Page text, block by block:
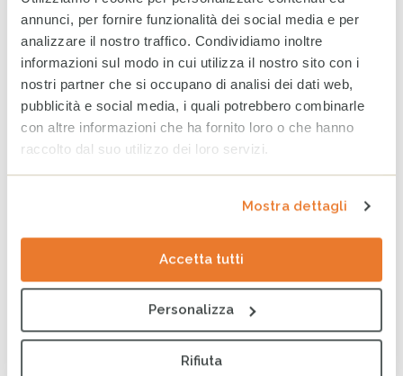
annunci, per fornire funzionalità dei social media e per
analizzare il nostro traffico. Condividiamo inoltre
informazioni sul modo in cui utilizza il nostro sito con i
nostri partner che si occupano di analisi dei dati web,
pubblicità e social media, i quali potrebbero combinarle
con altre informazioni che ha fornito loro o che hanno
raccolto dal suo utilizzo dei loro servizi.
Mostra dettagli
Accetta tutti
Personalizza
Rifiuta
della musica live, fortemente voluta da ELIO E LE STORIE
TESE, TRIO MEDUSA e CESVI a coronamento del progetto
all’evento, sold out con 7.500 biglietti venduti, sono stati
raccolti 100.000 euro da devolvere per l’Emergenza
Ucraina! Oggi, lunedì 1 agosto, Elio e le […]
continua
Sindaco per impostare l’intervento di
ricostruzione
PUBBLICATO
NOTIZIE